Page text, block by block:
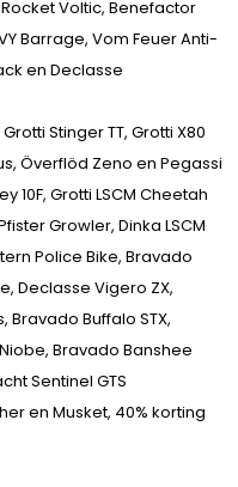
Voltic, Benefactor
Barrage, Vom Feuer Anti-
en Declasse
Stinger TT, Grotti X80
Överflöd Zeno en Pegassi
10F, Grotti LSCM Cheetah
Growler, Dinka LSCM
Police Bike, Bravado
Declasse Vigero ZX,
Bravado Buffalo STX,
Bravado Banshee
Sentinel GTS
en Musket, 40% korting